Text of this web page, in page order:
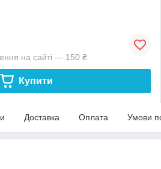
на сайті — 150 ₴
Купити
Доставка Оплата Умови